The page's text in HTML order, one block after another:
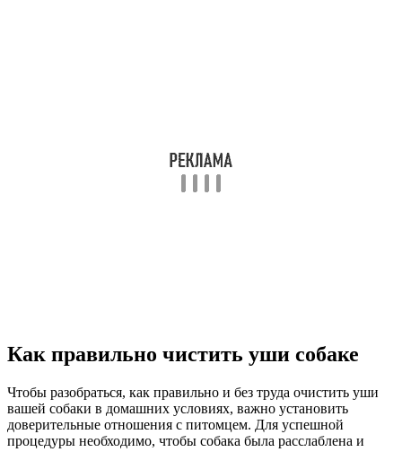
Как правильно чистить уши собаке
Чтобы разобраться, как правильно и без труда очистить уши
вашей собаки в домашних условиях, важно установить
доверительные отношения с питомцем. Для успешной
процедуры необходимо, чтобы собака была расслаблена и